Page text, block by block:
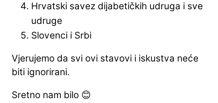
Hrvatski savez dijabetičkih udruga i sve
udruge
Slovenci i Srbi
Vjerujemo da svi ovi stavovi i iskustva neće
biti ignorirani.
Sretno nam bilo 😊